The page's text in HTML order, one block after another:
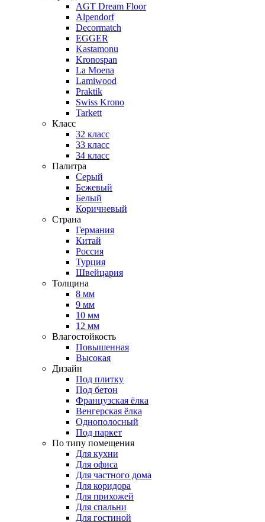
AGT Dream Floor
Alpendorf
Decormatch
EGGER
Kastamonu
Kronospan
La Moena
Lamiwood
Praktik
Swiss Krono
Tarkett
Класс
32 класс
33 класс
34 класс
Палитра
Серый
Бежевый
Белый
Коричневый
Страна
Германия
Китай
Россия
Турция
Швейцария
Толщина
8 мм
9 мм
10 мм
12 мм
Влагостойкость
Повышенная
Высокая
Дизайн
Под плитку
Под бетон
Французская ёлка
Венгерская ёлка
Однополосный
Под паркет
По типу помещения
Для кухни
Для офиса
Для частного дома
Для коридора
Для прихожей
Для спальни
Для гостиной